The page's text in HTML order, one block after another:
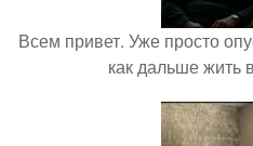
Всем привет. Уже просто
как дальше жить